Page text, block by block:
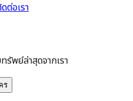
ต่อเรา
รัพย์ล่าสุดจากเรา
ร